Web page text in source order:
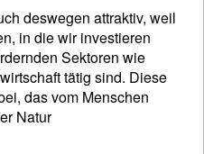
deswegen attraktiv, weil
in die wir investieren
Sektoren wie
tätig sind. Diese
das vom Menschen
Natur